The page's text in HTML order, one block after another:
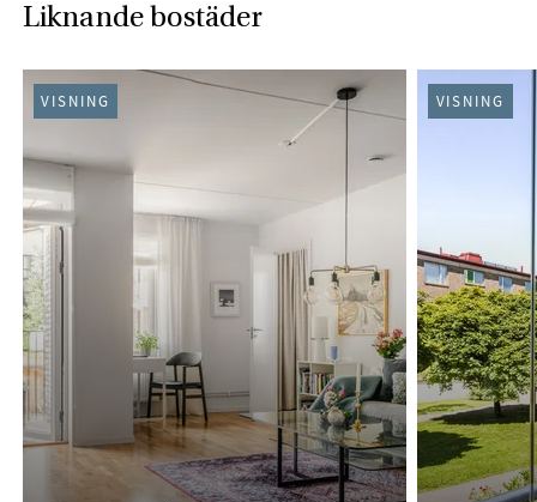
Liknande bostäder
VISNING VISNING